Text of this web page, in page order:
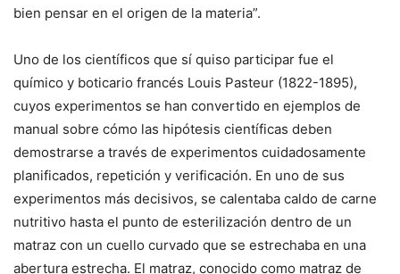
bien pensar en el origen de la materia”.
Uno de los científicos que sí quiso participar fue el
químico y boticario francés Louis Pasteur (1822-1895),
cuyos experimentos se han convertido en ejemplos de
manual sobre cómo las hipótesis científicas deben
demostrarse a través de experimentos cuidadosamente
planificados, repetición y verificación. En uno de sus
experimentos más decisivos, se calentaba caldo de carne
nutritivo hasta el punto de esterilización dentro de un
matraz con un cuello curvado que se estrechaba en una
abertura estrecha. El matraz, conocido como matraz de